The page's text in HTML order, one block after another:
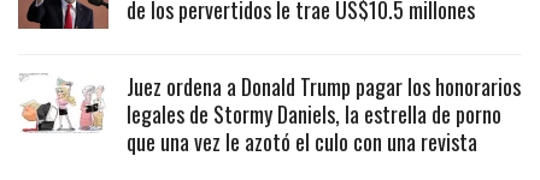
de los pervertidos le trae US$10.5 millones
Juez ordena a Donald Trump pagar los honorarios
legales de Stormy Daniels, la estrella de porno
que una vez le azotó el culo con una revista